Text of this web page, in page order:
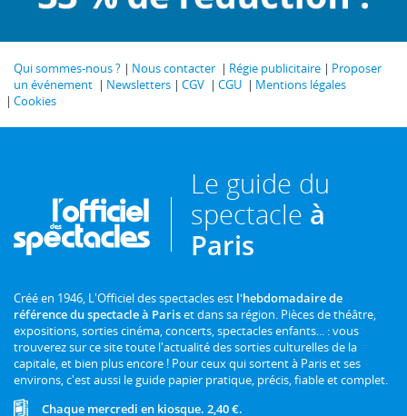
Qui sommes-nous ? Nous contacter Régie publicitaire
Proposer
un événement
Newsletters CGV CGU
Mentions légales
Cookies
Le guide du
spectacle à
Paris
Créé en 1946, L'Officiel des spectacles est l'hebdomadaire de
référence du spectacle à Pariset dans sa région. Pièces de théâtre,
expositions, sorties cinéma, concerts, spectacles enfants... : vous
trouverez sur ce site toute l'actualité des sorties culturelles de la
capitale, et bien plus encore ! Pour ceux qui sortent à Paris et ses
environs, c'est aussi le guide papier pratique, précis, fiable et complet.
Chaque mercredi en kiosque. 2,40 €.